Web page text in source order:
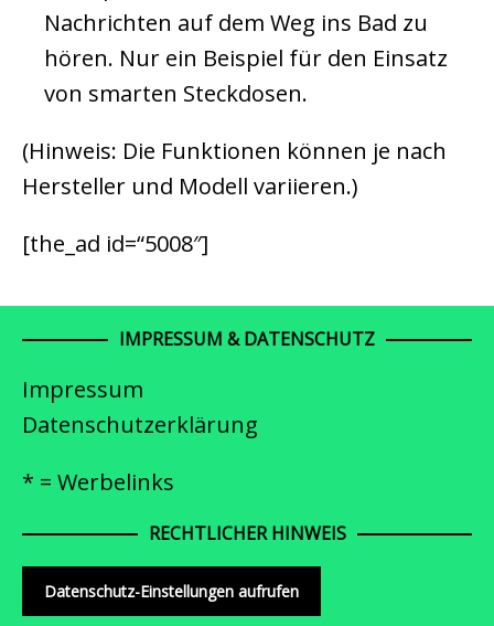
Nachrichten auf dem Weg ins Bad zu
hören. Nur ein Beispiel für den Einsatz
von smarten Steckdosen.
(Hinweis: Die Funktionen können je nach
Hersteller und Modell variieren.)
[the_ad id=“5008″]
IMPRESSUM & DATENSCHUTZ
Impressum
Datenschutzerklärung
* = Werbelinks
RECHTLICHER HINWEIS
Datenschutz-Einstellungen aufrufen